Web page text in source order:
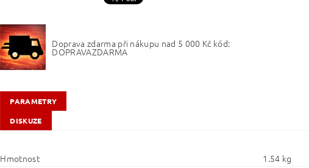
Doprava zdarma při nákupu nad 5 000 Kč kód:
DOPRAVAZDARMA
PARAMETRY
DISKUZE
Hmotnost
1.54 kg